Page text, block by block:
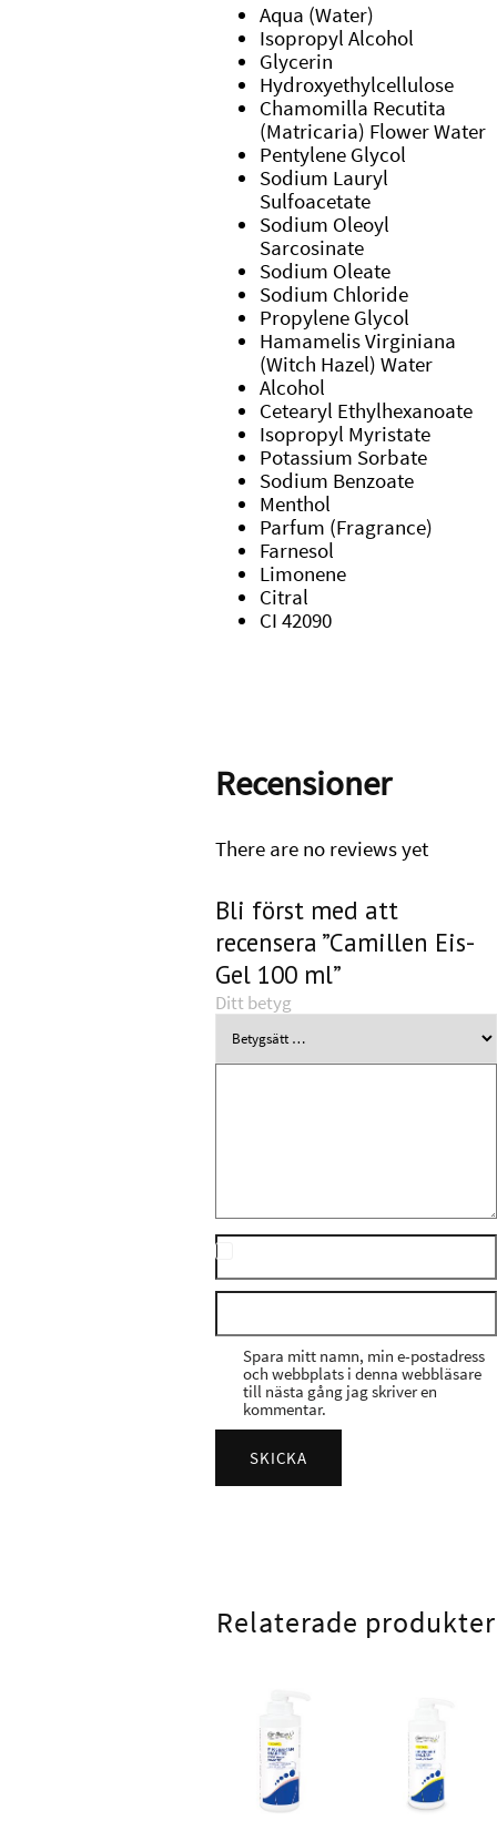
Aqua (Water)
Isopropyl Alcohol
Glycerin
Hydroxyethylcellulose
Chamomilla Recutita
(Matricaria) Flower Water
Pentylene Glycol
Sodium Lauryl
Sulfoacetate
Sodium Oleoyl
Sarcosinate
Sodium Oleate
Sodium Chloride
Propylene Glycol
Hamamelis Virginiana
(Witch Hazel) Water
Alcohol
Cetearyl Ethylhexanoate
Isopropyl Myristate
Potassium Sorbate
Sodium Benzoate
Menthol
Parfum (Fragrance)
Farnesol
Limonene
Citral
CI 42090
Recensioner
There are no reviews yet
Bli först med att
recensera ”Camillen Eis-
Gel 100 ml”
Ditt betyg
Spara mitt namn, min e-postadress
och webbplats i denna webbläsare
till nästa gång jag skriver en
kommentar.
Relaterade produkter